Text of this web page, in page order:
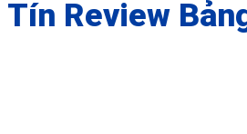
Tín Review